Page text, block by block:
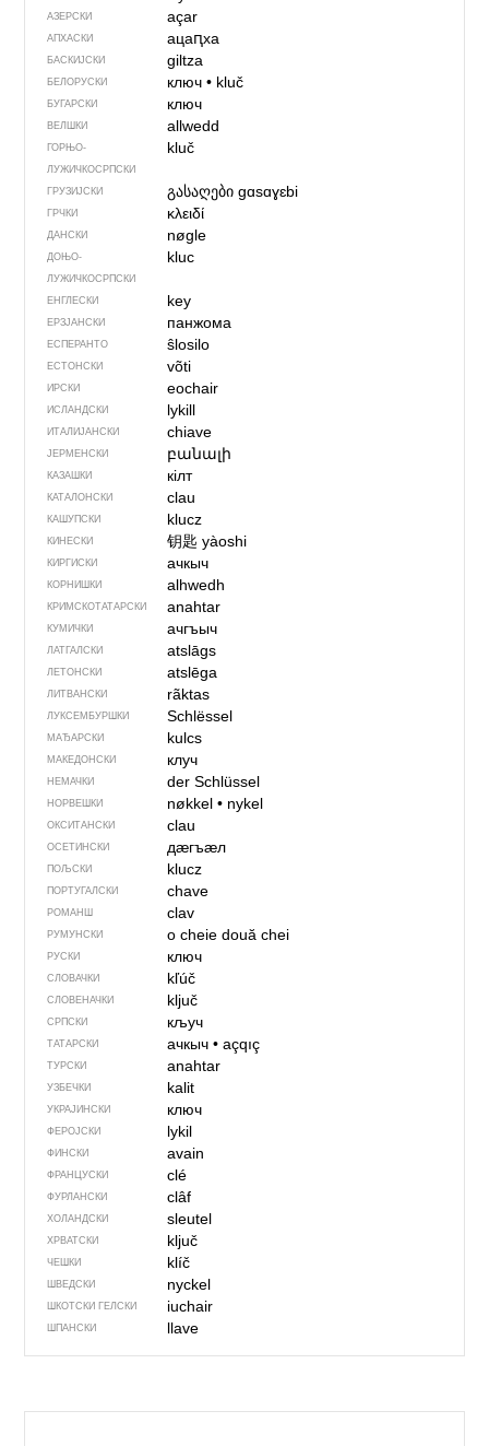
АЗЕРСКИ açar
АПХАСКИ ацаԥха
БАСКИЈСКИ giltza
БЕЛОРУСКИ ключ• kluč
БУГАРСКИ ключ
ВЕЛШКИ allwedd
ГОРЊО­
ЛУЖИЧКОСРПСКИ
kluč
ГРУЗИЈСКИ გასაღებიgɑsɑɣɛbi
ГРЧКИ κλειδί
ДАНСКИ nøgle
ДОЊО­
ЛУЖИЧКОСРПСКИ
kluc
ЕНГЛЕСКИ key
ЕРЗЈАНСКИ панжома
ЕСПЕРАНТО ŝlosilo
ЕСТОНСКИ võti
ИРСКИ eochair
ИСЛАНДСКИ lykill
ИТАЛИЈАНСКИ chiave
ЈЕРМЕНСКИ բանալի
КАЗАШКИ кілт
КАТАЛОНСКИ clau
КАШУПСКИ klucz
КИНЕСКИ 钥匙yàoshi
КИРГИСКИ ачкыч
КОРНИШКИ alhwedh
КРИМСКОТАТАРСКИ anahtar
КУМИЧКИ ачгъыч
ЛАТГАЛСКИ atslāgs
ЛЕТОНСКИ atslēga
ЛИТВАНСКИ rãktas
ЛУКСЕМБУРШКИ Schlëssel
МАЂАРСКИ kulcs
МАКЕДОНСКИ клуч
НЕМАЧКИ der Schlüssel
НОРВЕШКИ nøkkel• nykel
ОКСИТАНСКИ clau
ОСЕТИНСКИ дӕгъӕл
ПОЉСКИ klucz
ПОРТУГАЛСКИ chave
РОМАНШ clav
РУМУНСКИ o cheiedouă chei
РУСКИ ключ
СЛОВАЧКИ kľúč
СЛОВЕНАЧКИ ključ
СРПСКИ кључ
ТАТАРСКИ ачкыч• açqıç
ТУРСКИ anahtar
УЗБЕЧКИ kalit
УКРАЈИНСКИ ключ
ФЕРОЈСКИ lykil
ФИНСКИ avain
ФРАНЦУСКИ clé
ФУРЛАНСКИ clâf
ХОЛАНДСКИ sleutel
ХРВАТСКИ ključ
ЧЕШКИ klíč
ШВЕДСКИ nyckel
ШКОТСКИ ГЕЛСКИ iuchair
ШПАНСКИ llave